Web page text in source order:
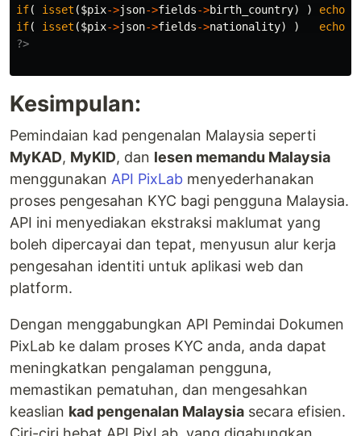
if( isset ($pix->json->fields->birth_country) ) echo
if( isset ($pix->json->fields->nationality) ) echo
?>
Kesimpulan:
Pemindaian kad pengenalan Malaysia seperti
MyKAD, MyKID, dan lesen memandu Malaysia
menggunakan API PixLab menyederhanakan
proses pengesahan KYC bagi pengguna Malaysia.
API ini menyediakan ekstraksi maklumat yang
boleh dipercayai dan tepat, menyusun alur kerja
pengesahan identiti untuk aplikasi web dan
platform.
Dengan menggabungkan API Pemindai Dokumen
PixLab ke dalam proses KYC anda, anda dapat
meningkatkan pengalaman pengguna,
memastikan pematuhan, dan mengesahkan
keaslian kad pengenalan Malaysia secara efisien.